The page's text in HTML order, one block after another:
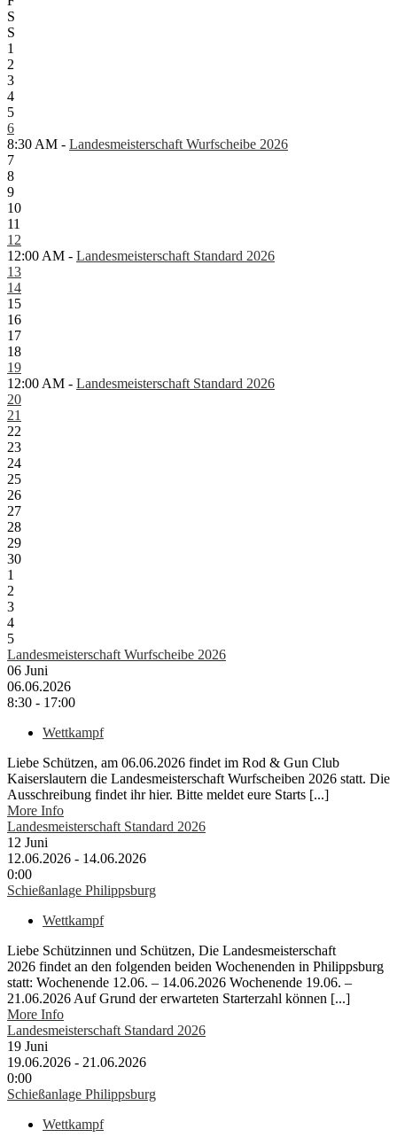
S
S
1
2
3
4
5
6
8:30 AM - Landesmeisterschaft Wurfscheibe 2026
7
8
9
10
11
12
12:00 AM - Landesmeisterschaft Standard 2026
13
14
15
16
17
18
19
12:00 AM - Landesmeisterschaft Standard 2026
20
21
22
23
24
25
26
27
28
29
30
1
2
3
4
5
Landesmeisterschaft Wurfscheibe 2026
06 Juni
06.06.2026
8:30 - 17:00
Wettkampf
Liebe Schützen, am 06.06.2026 findet im Rod & Gun Club
Kaiserslautern die Landesmeisterschaft Wurfscheiben 2026 statt. Die
Ausschreibung findet ihr hier. Bitte meldet eure Starts [...]
More Info
Landesmeisterschaft Standard 2026
12 Juni
12.06.2026 - 14.06.2026
0:00
Schießanlage Philippsburg
Wettkampf
Liebe Schützinnen und Schützen, Die Landesmeisterschaft
2026 findet an den folgenden beiden Wochenenden in Philippsburg
statt: Wochenende 12.06. – 14.06.2026 Wochenende 19.06. –
21.06.2026 Auf Grund der erwarteten Starterzahl können [...]
More Info
Landesmeisterschaft Standard 2026
19 Juni
19.06.2026 - 21.06.2026
0:00
Schießanlage Philippsburg
Wettkampf